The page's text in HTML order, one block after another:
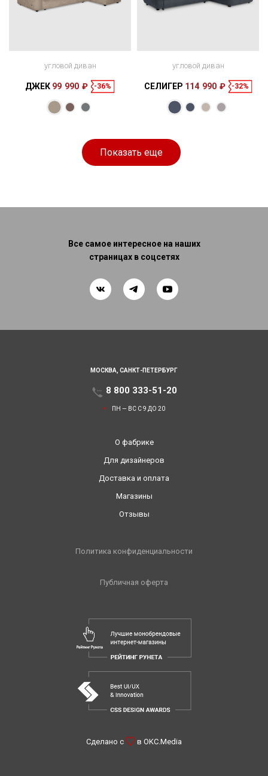
Размеры
место
200 × 140 см
угловой диван
ДЖЕК 99 990 ₽ -36%
Размеры
240 × 170 × 80
угловой диван
СЕЛИГЕР 114 990 ₽ -32%
Показать еще
Все самое интересное на наших
страницах в соцсетях
МОСКВА, САНКТ-ПЕТЕРБУРГ
8 800 333-51-20
ПН — ВС С 9 ДО 20
О фабрике
Для дизайнеров
Доставка и оплата
Магазины
Отзывы
Политика конфиденциальности
Публичная оферта
Сделано с в OKC.Media